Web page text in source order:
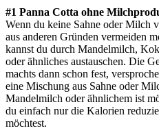
#1 Panna Cotta ohne
Wenn du keine Sahne oder Milch
aus anderen Gründen vermeiden
kannst du durch Mandelmilch,
oder ähnliches austauschen. Die
machts dann schon fest,
eine Mischung aus Sahne oder
Mandelmilch oder ähnlichem ist
du einfach nur die Kalorien
möchtest.